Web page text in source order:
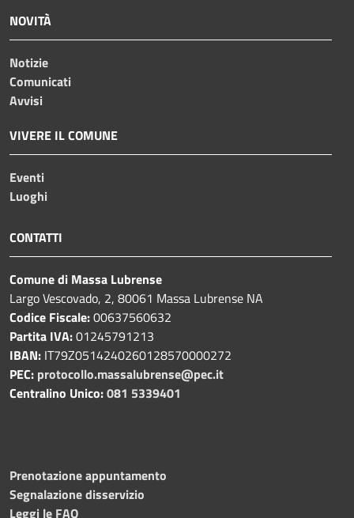
NOVITÀ
Notizie
Comunicati
Avvisi
VIVERE IL COMUNE
Eventi
Luoghi
CONTATTI
Comune di Massa Lubrense
Largo Vescovado, 2, 80061 Massa Lubrense NA
Codice Fiscale:00637560632
Partita IVA:01245791213
IBAN: IT79Z0514240260128570000272
PEC: protocollo.massalubrense@pec.it
Centralino Unico:081 5339401
Prenotazione appuntamento
Segnalazione disservizio
Leggi le FAQ